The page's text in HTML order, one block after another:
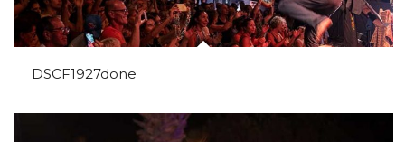
DSCF1927done